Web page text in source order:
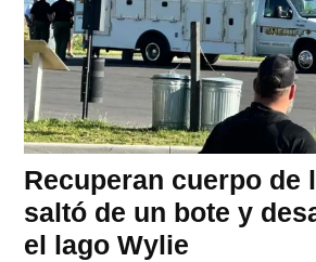
Recuperan cuerpo de
saltó de un bote y
el lago Wylie